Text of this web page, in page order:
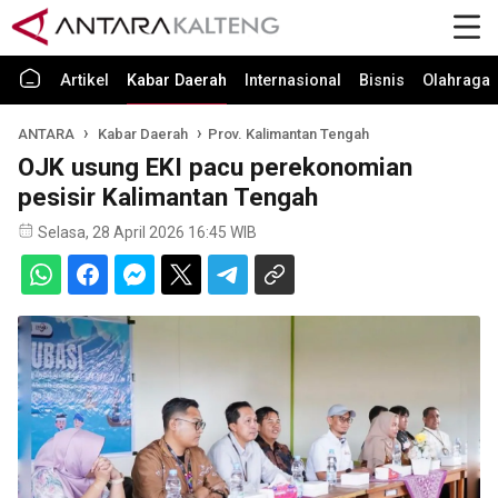
Artikel Kabar Daerah Internasional Bisnis Olahraga
ANTARA Kabar Daerah Prov. Kalimantan Tengah
OJK usung EKI pacu perekonomian
pesisir Kalimantan Tengah
Selasa, 28 April 2026 16:45 WIB